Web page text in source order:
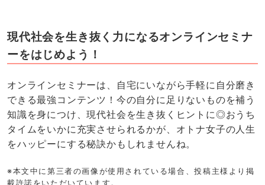
現代社会を生き抜く力になるオンラインセミナ
ーをはじめよう！
オンラインセミナーは、自宅にいながら手軽に自分磨き
できる最強コンテンツ！今の自分に足りないものを補う
知識を身につけ、現代社会を生き抜くヒントに◎おうち
タイムをいかに充実させられるかが、オトナ女子の人生
をハッピーにする秘訣かもしれませんね。
※本文中に第三者の画像が使用されている場合、投稿主様より掲
載許諾をいただいています。